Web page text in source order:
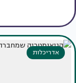
אדריכלות